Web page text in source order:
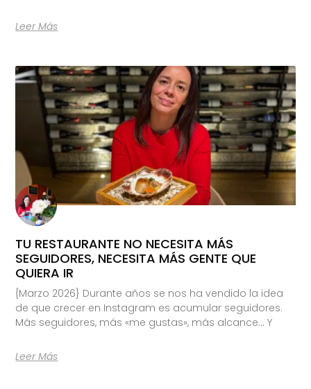
Leer Más
TU RESTAURANTE NO NECESITA MÁS
SEGUIDORES, NECESITA MÁS GENTE QUE
QUIERA IR
{Marzo 2026} Durante años se nos ha vendido la idea
de que crecer en Instagram es acumular seguidores.
Más seguidores, más «me gustas», más alcance… Y
Leer Más